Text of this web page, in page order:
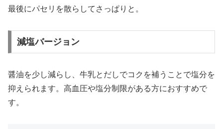
最後にパセリを散らしてさっぱりと。
減塩バージョン
醤油を少し減らし、牛乳とだしでコクを補うことで塩分を
抑えられます。高血圧や塩分制限がある方におすすめで
す。